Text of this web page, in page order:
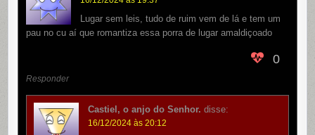
Lugar sem leis, tudo de ruim vem de lá e tem um
pau no cu aí que romantiza essa porra de lugar amaldiçoado
0
Responder
Castiel, o anjo do Senhor. disse:
16/12/2024 às 20:12